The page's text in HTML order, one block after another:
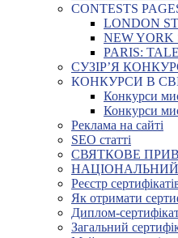
CONTESTS
LONDON
NEW YORK
PARIS:
СУЗІР’Я
КОНКУРСИ В
Конкурси
Конкурси
Реклама на сайті
SEO статті
СВЯТКОВЕ
Реєстр
Як отримати
Диплом-
Загальний